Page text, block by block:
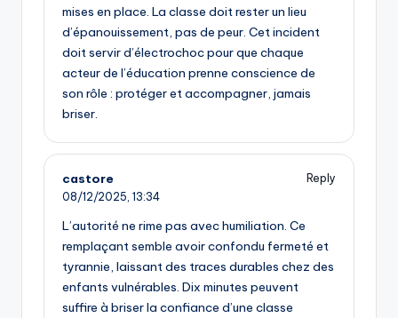
mises en place. La classe doit rester un lieu
d’épanouissement, pas de peur. Cet incident
doit servir d’électrochoc pour que chaque
acteur de l’éducation prenne conscience de
son rôle : protéger et accompagner, jamais
briser.
castore
Reply
08/12/2025, 13:34
L’autorité ne rime pas avec humiliation. Ce
remplaçant semble avoir confondu fermeté et
tyrannie, laissant des traces durables chez des
enfants vulnérables. Dix minutes peuvent
suffire à briser la confiance d’une classe